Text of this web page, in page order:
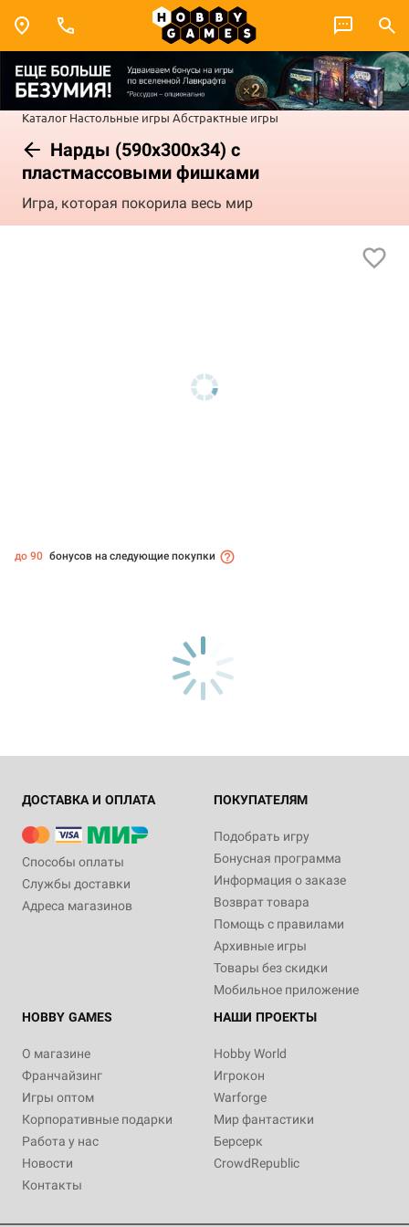
Каталог Настольные игры Абстрактные игры
Нарды (590х300х34) с
пластмассовыми фишками
Игра, которая покорила весь мир
до 90 бонусов на следующие покупки
ДОСТАВКА И ОПЛАТА
Способы оплаты
Службы доставки
Адреса магазинов
ПОКУПАТЕЛЯМ
Подобрать игру
Бонусная программа
Информация о заказе
Возврат товара
Помощь с правилами
Архивные игры
Товары без скидки
Мобильное приложение
HOBBY GAMES
О магазине
Франчайзинг
Игры оптом
Корпоративные подарки
Работа у нас
Новости
Контакты
НАШИ ПРОЕКТЫ
Hobby World
Игрокон
Warforge
Мир фантастики
Берсерк
CrowdRepublic